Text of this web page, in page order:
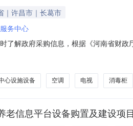
｜许昌市｜长葛市
务中心
了解政府采购信息，根据《河南省财
中心设施设备购置（一）项目采购空
本次公开的采购意向
心设施设备 空调 电视 消毒柜
老信息平台设备购置及建设项